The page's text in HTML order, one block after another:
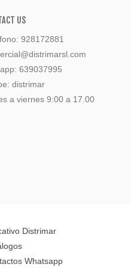
US
928172881
639037995
distrimar
a viernes 9:00 a 17.00
Distrimar
Whatsapp